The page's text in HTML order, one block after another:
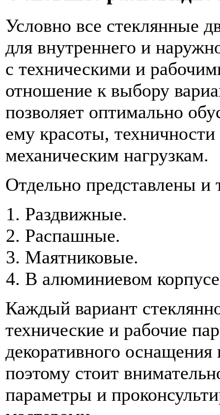
Условно все стеклянные
для внутреннего и
с техническими и
отношение к выбору
позволяет оптимально
ему красоты,
механическим нагрузкам.
Отдельно представлены и
Раздвижные.
Распашные.
Маятниковые.
В алюминиевом
Каждый вариант
технические и рабочие
декоративного
поэтому стоит
параметры и